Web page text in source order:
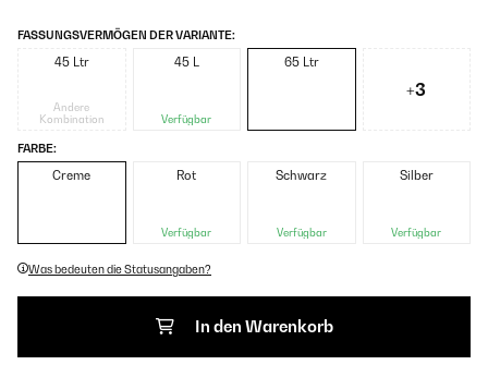
FASSUNGSVERMÖGEN DER VARIANTE:
45 Ltr
Andere
Kombination
45 L
Verfügbar
65 Ltr
+3
FARBE:
Creme Rot
Verfügbar
Schwarz
Verfügbar
Silber
Verfügbar
Was bedeuten die Statusangaben?
In den Warenkorb